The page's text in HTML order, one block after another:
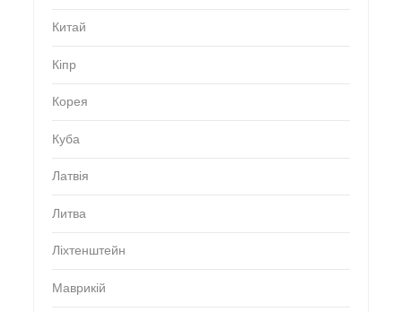
Китай
Кіпр
Корея
Куба
Латвія
Литва
Ліхтенштейн
Маврикій